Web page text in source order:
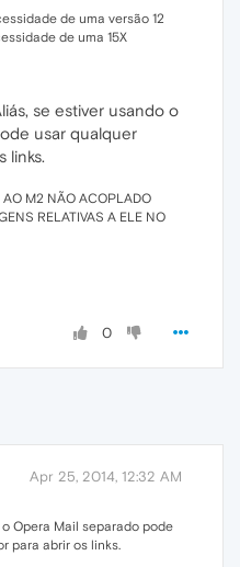
de uma versão 12
de uma 15X
se estiver usando o
usar qualquer
links.
AO M2 NÃO ACOPLADO
RELATIVAS A ELE NO
0
Apr 25, 2014, 12:32 AM
Opera Mail separado pode
para abrir os links.